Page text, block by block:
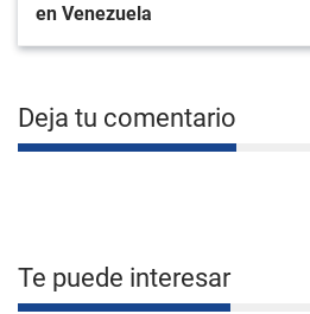
en Venezuela
Deja tu comentario
Te puede interesar